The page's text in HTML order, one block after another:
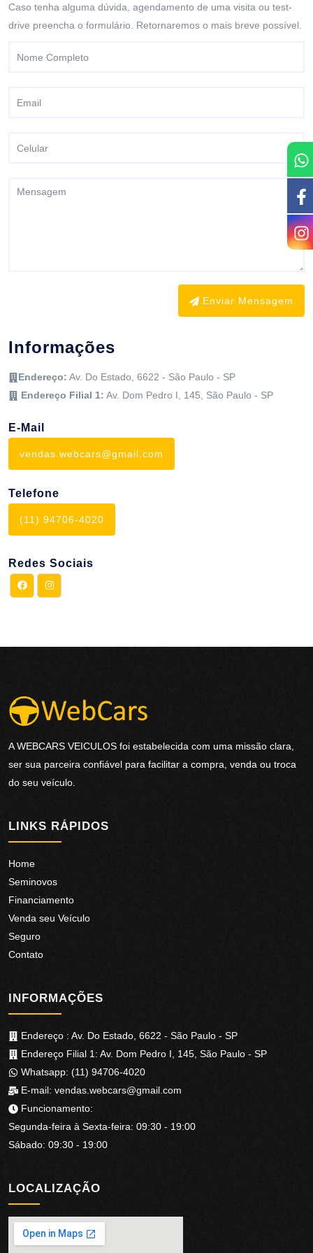
Caso tenha alguma dúvida, agendamento de uma visita ou test-
drive preencha o formulário. Retornaremos o mais breve possível.
Enviar Mensagem
Informações
Endereço: Av. Do Estado, 6622 - São Paulo - SP
Endereço Filial 1: Av. Dom Pedro I, 145 São Paulo - SP
E-Mail
vendas.webcars@gmail.com
Telefone
(11) 94706-4020
Redes Sociais
AWEBCARS VEICULOS foi estabelecida com uma missão clara,
ser sua parceira confiável para facilitar a compra, venda ou troca
do seu veículo.
LINKS RÁPIDOS
Home
Seminovos
Financiamento
Venda seu Veículo
Seguro
Contato
INFORMAÇÕES
Endereço : Av. Do Estado, 6622 - São Paulo - SP
Endereço Filial 1: Av. Dom Pedro I, 145, São Paulo - SP
Whatsapp: (11) 94706-4020
E-mail: vendas.webcars@gmail.com
Funcionamento:
Segunda-feira à Sexta-feira: 09:30 - 19:00
Sábado: 09:30 - 19:00
LOCALIZAÇÃO